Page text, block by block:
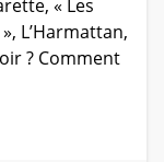
« Les
L’Harmattan,
? Comment